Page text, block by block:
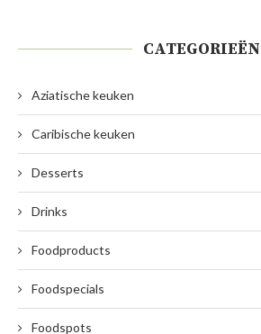
CATEGORIEËN
Aziatische keuken
Caribische keuken
Desserts
Drinks
Foodproducts
Foodspecials
Foodspots